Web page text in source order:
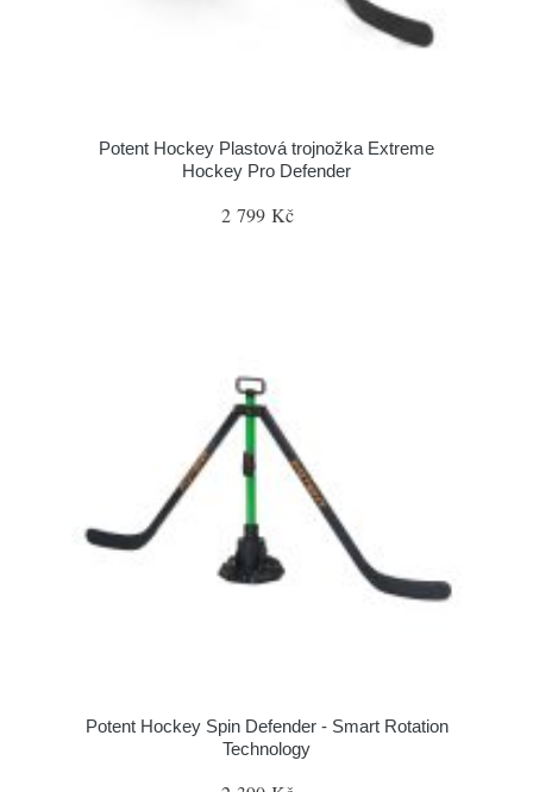
Potent Hockey Plastová trojnožka Extreme
Hockey Pro Defender
2 799 Kč
Potent Hockey Spin Defender - Smart Rotation
Technology